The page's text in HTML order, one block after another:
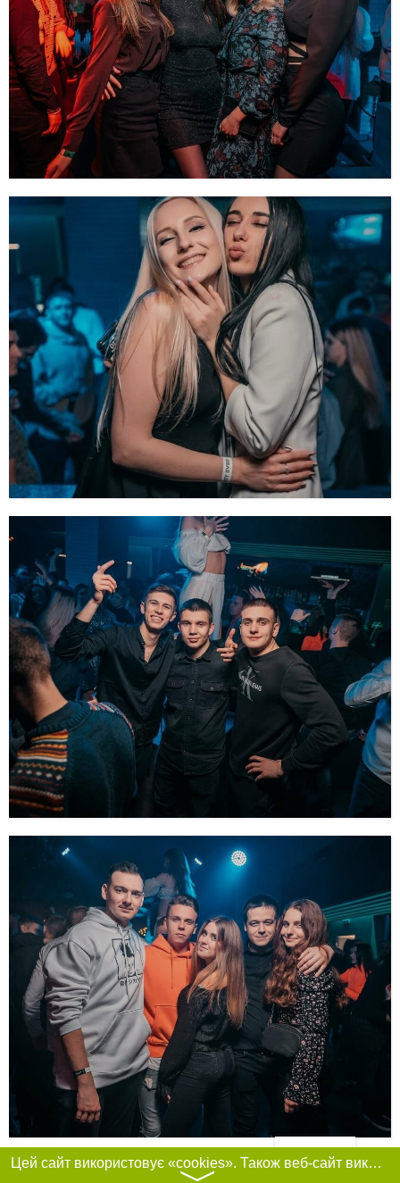
Фільтри
Цей сайт використовує «cookies». Також веб-сайт використовує інтернет-сервіс для збору технічних даних стосовно відвідувачів з метою отримання маркетингової та статистичної інформації. Умови обробки даних відвідувачів сайту див.
〉